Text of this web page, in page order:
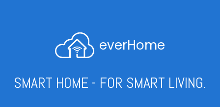
everHome
SMART HOME - FOR SMART LIVING.